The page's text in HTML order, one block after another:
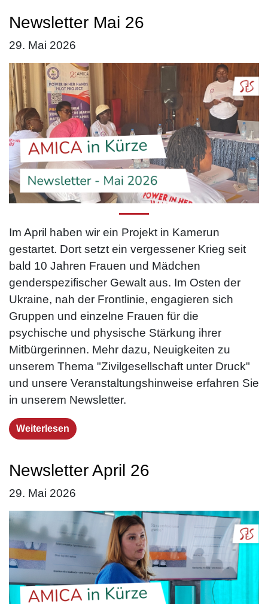
Newsletter Mai 26
29. Mai 2026
Im April haben wir ein Projekt in Kamerun
gestartet. Dort setzt ein vergessener Krieg seit
bald 10 Jahren Frauen und Mädchen
genderspezifischer Gewalt aus. Im Osten der
Ukraine, nah der Frontlinie, engagieren sich
Gruppen und einzelne Frauen für die
psychische und physische Stärkung ihrer
Mitbürgerinnen. Mehr dazu, Neuigkeiten zu
unserem Thema "Zivilgesellschaft unter Druck"
und unsere Veranstaltungshinweise erfahren Sie
in unserem Newsletter.
Weiterlesen
Newsletter April 26
29. Mai 2026